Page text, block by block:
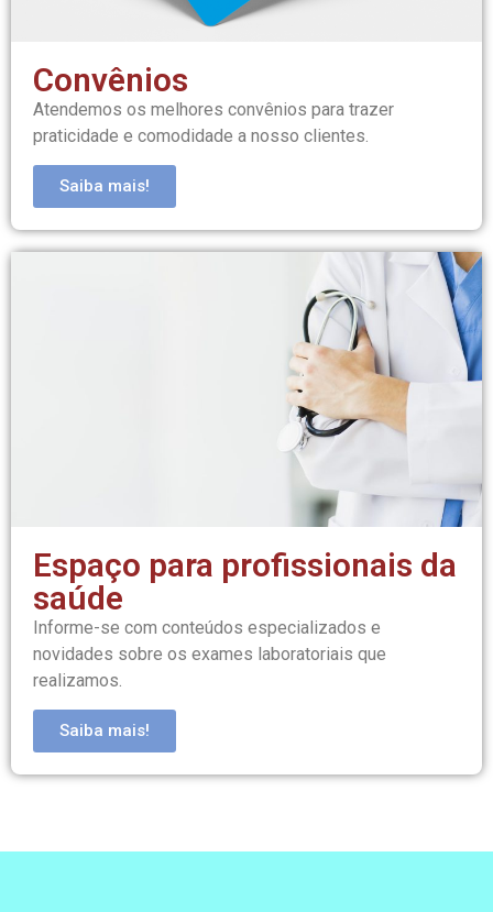
Convênios
Atendemos os melhores convênios para trazer
praticidade e comodidade a nosso clientes.
Saiba mais!
Espaço para profissionais da
saúde
Informe-se com conteúdos especializados e
novidades sobre os exames laboratoriais que
realizamos.
Saiba mais!